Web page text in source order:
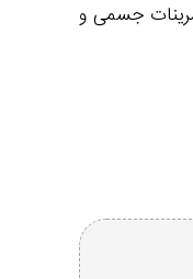
جسمی و